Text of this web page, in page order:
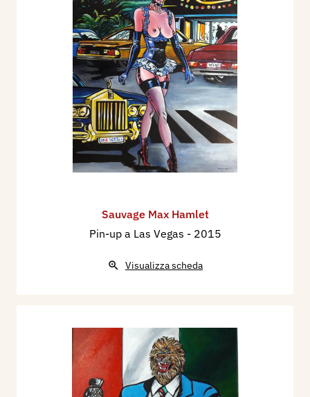
Sauvage Max Hamlet
Pin-up a Las Vegas - 2015
Visualizza scheda